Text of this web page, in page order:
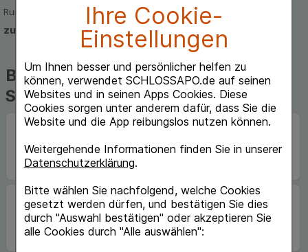
Ihre Cookie-
Einstellungen
Um Ihnen besser und persönlicher helfen zu
können, verwendet SCHLOSSAPO.de auf seinen
Websites und in seinen Apps Cookies. Diese
Cookies sorgen unter anderem dafür, dass Sie die
Website und die App reibungslos nutzen können.
Weitergehende Informationen finden Sie in unserer
Datenschutzerklärung.
Bitte wählen Sie nachfolgend, welche Cookies
gesetzt werden dürfen, und bestätigen Sie dies
durch "Auswahl bestätigen" oder akzeptieren Sie
alle Cookies durch "Alle auswählen":
Rund um die Uhr per E-Mail
zum Kontaktformular
Beliebte Marken auf
Schlossapo.de